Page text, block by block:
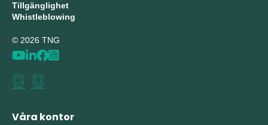
Tillgänglighet
Whistleblowing
© 2026 TNG
Våra kontor